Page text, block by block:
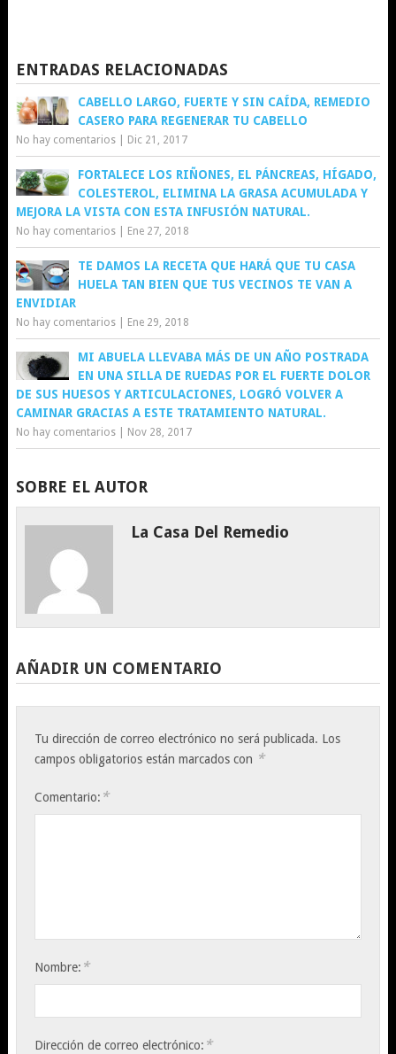
ENTRADAS RELACIONADAS
CABELLO LARGO, FUERTE Y SIN CAÍDA, REMEDIO
CASERO PARA REGENERAR TU CABELLO
No hay comentarios| Dic 21, 2017
FORTALECE LOS RIÑONES, EL PÁNCREAS, HÍGADO,
COLESTEROL, ELIMINA LA GRASA ACUMULADA Y
MEJORA LA VISTA CON ESTA INFUSIÓN NATURAL.
No hay comentarios| Ene 27, 2018
TE DAMOS LA RECETA QUE HARÁ QUE TU CASA
HUELA TAN BIEN QUE TUS VECINOS TE VAN A
ENVIDIAR
No hay comentarios| Ene 29, 2018
MI ABUELA LLEVABA MÁS DE UN AÑO POSTRADA
EN UNA SILLA DE RUEDAS POR EL FUERTE DOLOR
DE SUS HUESOS Y ARTICULACIONES, LOGRÓ VOLVER A
CAMINAR GRACIAS A ESTE TRATAMIENTO NATURAL.
No hay comentarios| Nov 28, 2017
SOBRE EL AUTOR
La Casa Del Remedio
AÑADIR UN COMENTARIO
Tu dirección de correo electrónico no será publicada. Los
campos obligatorios están marcados con *
Comentario: *
Nombre: *
Dirección de correo electrónico: *